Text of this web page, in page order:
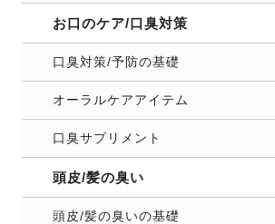
お口のケア/口臭対策
口臭対策/予防の基礎
オーラルケアアイテム
口臭サプリメント
頭皮/髪の臭い
頭皮/髪の臭いの基礎